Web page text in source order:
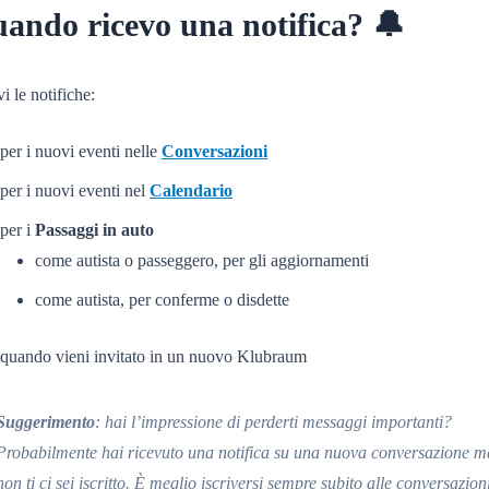
ricevo una notifica? 🔔
le notifiche:
per i nuovi eventi nelle Conversazioni
per i nuovi eventi nel Calendario
per i Passaggi in auto
come autista o passeggero, per gli aggiornamenti
come autista, per conferme o disdette
quando vieni invitato in un nuovo Klubraum
: hai l’impressione di perderti messaggi importanti?
hai ricevuto una notifica su una nuova conversazione
ti ci sei iscritto. È meglio iscriversi sempre subito alle